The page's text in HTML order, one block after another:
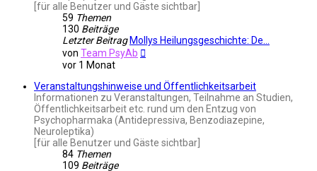
[für alle Benutzer und Gäste sichtbar]
59 Themen
130 Beiträge
Letzter Beitrag Mollys Heilungsgeschichte: De…
von Team PsyAb
vor 1 Monat
Veranstaltungshinweise und Öffentlichkeitsarbeit
Informationen zu Veranstaltungen, Teilnahme an Studien,
Öffentlichkeitsarbeit etc. rund um den Entzug von
Psychopharmaka (Antidepressiva, Benzodiazepine,
Neuroleptika)
[für alle Benutzer und Gäste sichtbar]
84 Themen
109 Beiträge